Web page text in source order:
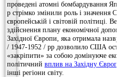
проведені атомні бомбардування
р стрімко змінили роль і значення
європейській і світовій політиці.
здійснення плану економічної
Західної Європи, яка отримала назву
/ 1947-1952 / рр дозволило США
«закріпити» за собою домінуюче
політичний вплив на Західну Європу
інші регіони світу.